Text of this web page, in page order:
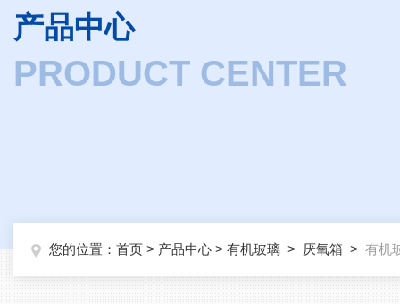
产品中心
PRODUCT CENTER
您的位置： 首页 > 产品中心 > 有机玻璃 > 厌氧箱 > 有机